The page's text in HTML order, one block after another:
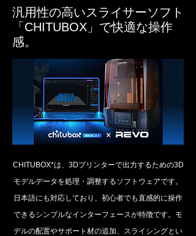
汎用性の高いスライサーソフト
「CHITUBOX」で快適な操作
感。
CHITUBOX*は、3Dプリンターで出力するための3D
モデルデータを処理・調整するソフトウェアです。
日本語にも対応しており、初心者でも直感的に操作
できるシンプルなインターフェースが特徴です。モ
デルの配置やサポート材の追加、スライシングとい